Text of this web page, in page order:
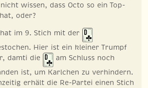
wissen, dass Octo so ein Top-
oder?
im 9. Stich mit der
Hier ist ein kleiner Trumpf
damti die
am Schluss noch
ist, um Karlchen zu verhindern.
erhält die Re-Partei einen Stich